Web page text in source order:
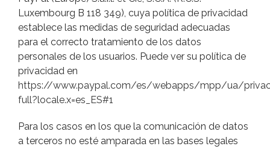
Luxembourg B 118 349), cuya política de privacidad
establece las medidas de seguridad adecuadas
para el correcto tratamiento de los datos
personales de los usuarios. Puede ver su política de
privacidad en
https://www.paypal.com/es/webapps/mpp/ua/
full?locale.x=es_ES#1
Para los casos en los que la comunicación de datos
a terceros no esté amparada en las bases legales